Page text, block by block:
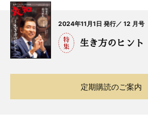
2024年11月1日 発行／ 12 月号
生き方のヒント
定期購読のご案内